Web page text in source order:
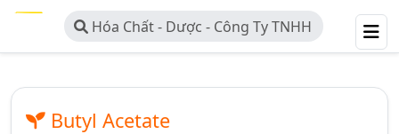
Hóa Chất - Dược - Công Ty TNHH
An Vĩnh Phát
Butyl Acetate